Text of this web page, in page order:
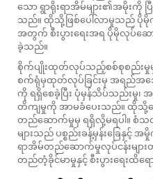
သော ရွာရိုးရာအိမ်များ၏အမိုးကို ပ
သည်။ ထိုသို့ဖြစ်ပေါ်လာမှုသည် ပိုမို
အတွက် စီးပွားရေးအရ ပိုမိုလုပ်ဆော
ခဲ့သည်။
စိုက်ပျိုးထုတ်လုပ်သည့်စစ်စုစည်းမှုမှ
စက်ရုံမှထုတ်လုပ်ခြင်းမှ အရည်အသွ
ကို ရရှိစေခဲ့ပြီး ပုံမှန်သိပ်သည်းမှု
တိကျမှုကို အာမခံပေးသည်။ ထိုသို့
တည်ဆောက်မှုမှ ရရှိလို့မရပါ။ စံသ
များသည် ပစ္စည်းခန့်မှန်းခြေနှင့် အ
ရာအိမ်တည်ဆောက်မှုလုပ်ငန်းမျာ
တည်တံ့ခိုင်မာမှုနှင့် စီးပွားရေးထိရ